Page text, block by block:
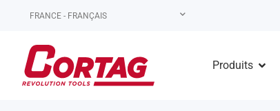
FRANCE - FRANÇAIS
Produits